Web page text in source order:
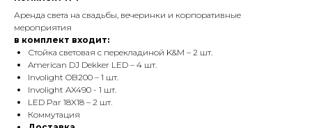
Аренда света на свадьбы, вечеринки и корпоративные
мероприятия
в комплект входит:
Стойка световая с перекладиной K&M – 2 шт.
American DJ Dekker LED – 4 шт.
Involight OB200 – 1 шт.
Involight AX490 - 1 шт.
LED Par 18X18 – 2 шт.
Коммутация